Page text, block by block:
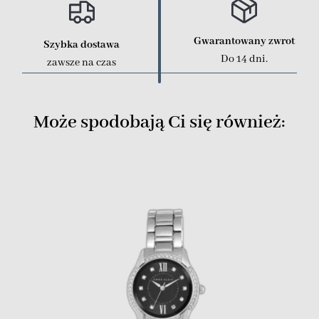
Szybka dostawa
zawsze na czas
Gwarantowany zwrot
Do 14 dni.
Może spodobają Ci się również: